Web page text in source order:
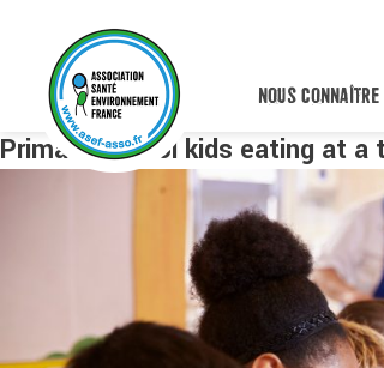
NOUS CONNAÎTRE
Primary school kids eating at